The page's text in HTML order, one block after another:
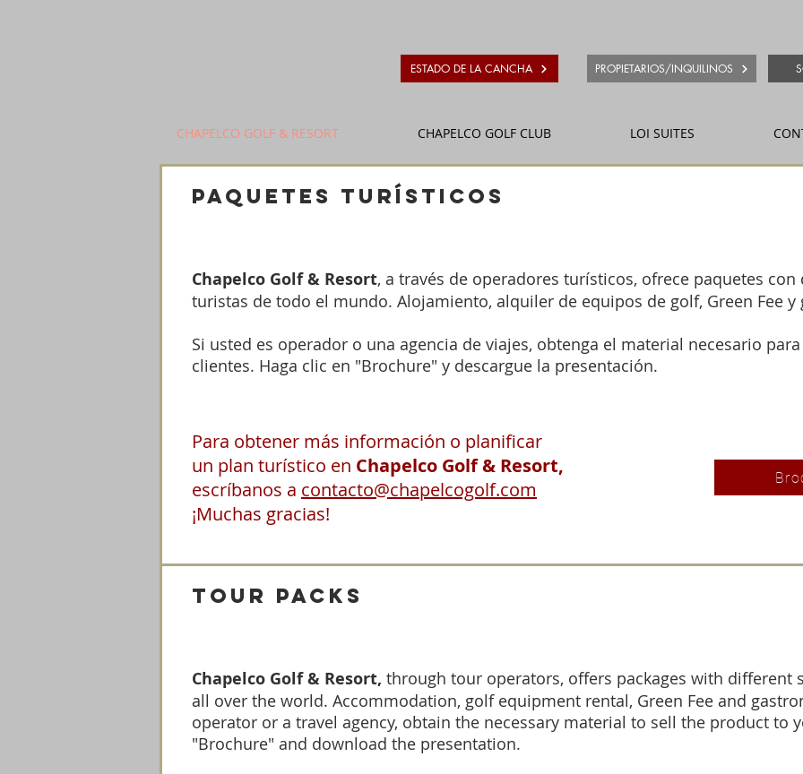
ESTADO DE LA CANCHA PROPIETARIOS/INQUILINOS
CHAPELCO GOLF & RESORT CHAPELCO GOLF CLUB LOI SUITES
paquetes turísticos
Chapelco Golf & Resort, a través de operadores turísticos, ofrece paquetes
turistas de todo el mundo. Alojamiento, alquiler de equipos de golf, Green Fee y
Si usted es operador o una agencia de viajes, obtenga el material necesario
clientes. Haga clic en "Brochure" y descargue la presentación.
Para obtener más información o planificar
un plan turístico en Chapelco Golf & Resort,
escríbanos a contacto@chapelcogolf.com
¡Muchas gracias!
tour packs
Chapelco Golf & Resort, through tour operators, offers packages with different
all over the world. Accommodation, golf equipment rental, Green Fee and
operator or a travel agency, obtain the necessary material to sell the product to
"Brochure" and download the presentation.